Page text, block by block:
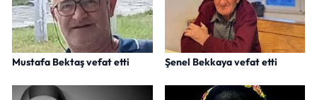
Mustafa Bektaş vefat etti Şenel Bekkaya vefat etti